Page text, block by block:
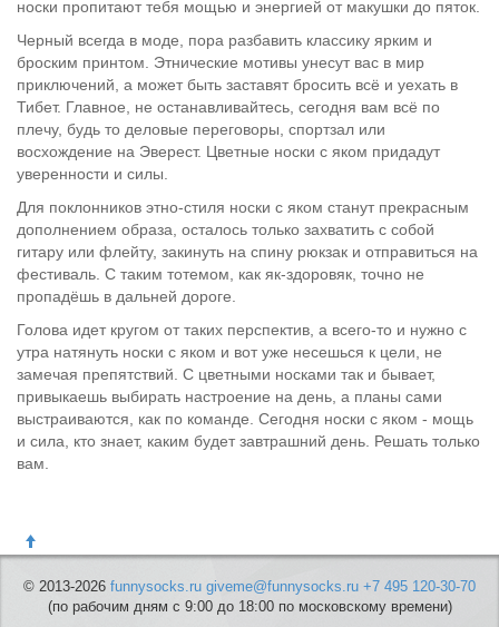
носки пропитают тебя мощью и энергией от макушки до пяток.
Черный всегда в моде, пора разбавить классику ярким и
броским принтом. Этнические мотивы унесут вас в мир
приключений, а может быть заставят бросить всё и уехать в
Тибет. Главное, не останавливайтесь, сегодня вам всё по
плечу, будь то деловые переговоры, спортзал или
восхождение на Эверест. Цветные носки с яком придадут
уверенности и силы.
Для поклонников этно-стиля носки с яком станут прекрасным
дополнением образа, осталось только захватить с собой
гитару или флейту, закинуть на спину рюкзак и отправиться на
фестиваль. С таким тотемом, как як-здоровяк, точно не
пропадёшь в дальней дороге.
Голова идет кругом от таких перспектив, а всего-то и нужно с
утра натянуть носки с яком и вот уже несешься к цели, не
замечая препятствий. С цветными носками так и бывает,
привыкаешь выбирать настроение на день, а планы сами
выстраиваются, как по команде. Сегодня носки с яком - мощь
и сила, кто знает, каким будет завтрашний день. Решать только
вам.
© 2013-2026 funnysocks.ru giveme@funnysocks.ru +7 495 120-30-70
(по рабочим дням с 9:00 до 18:00 по московскому времени)